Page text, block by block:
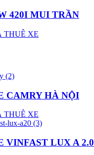
420I MUI TRẦN
THUÊ XE
CAMRY HÀ NỘI
THUÊ XE
VINFAST LUX A 2.0